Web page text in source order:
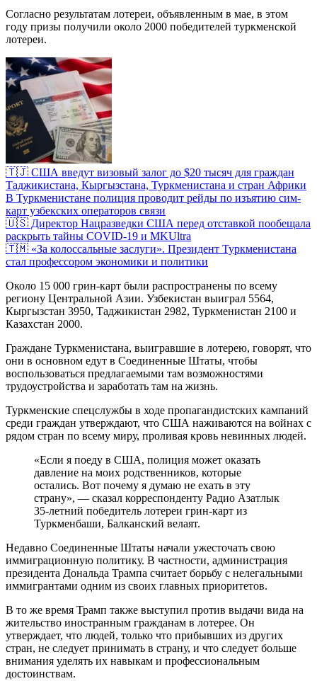
Согласно результатам лотереи, объявленным в мае, в этом
году призы получили около 2000 победителей туркменской
лотереи.
🇹🇯 США введут визовый залог до $20 тысяч для граждан
Таджикистана, Кыргызстана, Туркменистана и стран Африки
В Туркменистане полиция проводит рейды по изъятию сим-
карт узбекских операторов связи
🇺🇸 Директор Нацразведки США перед отставкой пообещала
раскрыть тайны COVID-19 и MKUltra
🇹🇲 «За колоссальные заслуги». Президент Туркменистана
стал профессором экономики и политики
Около 15 000 грин-карт были распространены по всему
региону Центральной Азии. Узбекистан выиграл 5564,
Кыргызстан 3950, Таджикистан 2982, Туркменистан 2100 и
Казахстан 2000.
Граждане Туркменистана, выигравшие в лотерею, говорят, что
они в основном едут в Соединенные Штаты, чтобы
воспользоваться предлагаемыми там возможностями
трудоустройства и заработать там на жизнь.
Туркменские спецслужбы в ходе пропагандистских кампаний
среди граждан утверждают, что США наживаются на войнах с
рядом стран по всему миру, проливая кровь невинных людей.
«Если я поеду в США, полиция может оказать
давление на моих родственников, которые
остались. Вот почему я думаю не ехать в эту
страну», — сказал корреспонденту Радио Азатлык
35-летний победитель лотереи грин-карт из
Туркменбаши, Балканский велаят.
Недавно Соединенные Штаты начали ужесточать свою
иммиграционную политику. В частности, администрация
президента Дональда Трампа считает борьбу с нелегальными
иммигрантами одним из своих главных приоритетов.
В то же время Трамп также выступил против выдачи вида на
жительство иностранным гражданам в лотерее. Он
утверждает, что людей, только что прибывших из других
стран, не следует принимать в страну, и что следует больше
внимания уделять их навыкам и профессиональным
достоинствам.